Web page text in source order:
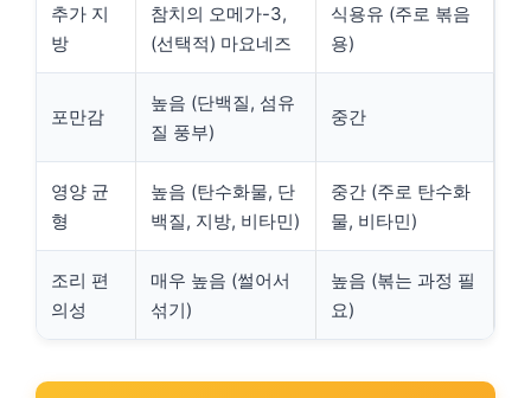
추가 지
방
참치의 오메가-3,
(선택적) 마요네즈
식용유 (주로 볶음
용)
포만감
높음 (단백질, 섬유
질 풍부)
중간
영양 균
형
높음 (탄수화물, 단
백질, 지방, 비타민)
중간 (주로 탄수화
물, 비타민)
조리 편
의성
매우 높음 (썰어서
섞기)
높음 (볶는 과정 필
요)